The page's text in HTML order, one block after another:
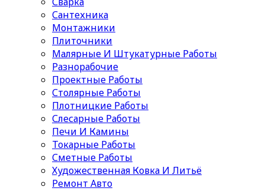
Сантехника
Монтажники
Плиточники
Малярные И Штукатурные Работы
Разнорабочие
Проектные Работы
Столярные Работы
Плотницкие Работы
Слесарные Работы
Печи И Камины
Токарные Работы
Сметные Работы
Художественная Ковка И Литьё
Ремонт Авто